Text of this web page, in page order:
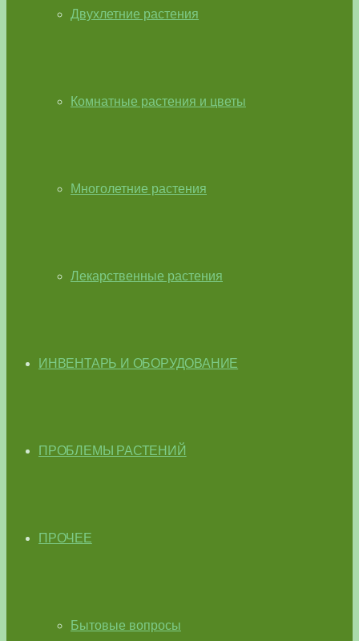
Двухлетние растения
Комнатные растения и цветы
Многолетние растения
Лекарственные растения
ИНВЕНТАРЬ И ОБОРУДОВАНИЕ
ПРОБЛЕМЫ РАСТЕНИЙ
ПРОЧЕЕ
Бытовые вопросы